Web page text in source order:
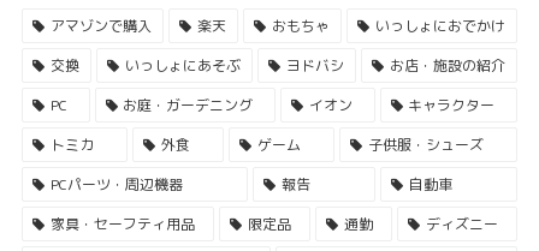
アマゾンで購入 楽天 おもちゃ
いっしょにおでかけ
交換
いっしょにあそぶ ヨドバシ
お店・施設の紹介
PC
お庭・ガーデニング イオン
キャラクター
トミカ
外食 ゲーム
子供服・シューズ
PCパーツ・周辺機器
報告
自動車
家具・セーフティ用品
限定品 通勤
ディズニー